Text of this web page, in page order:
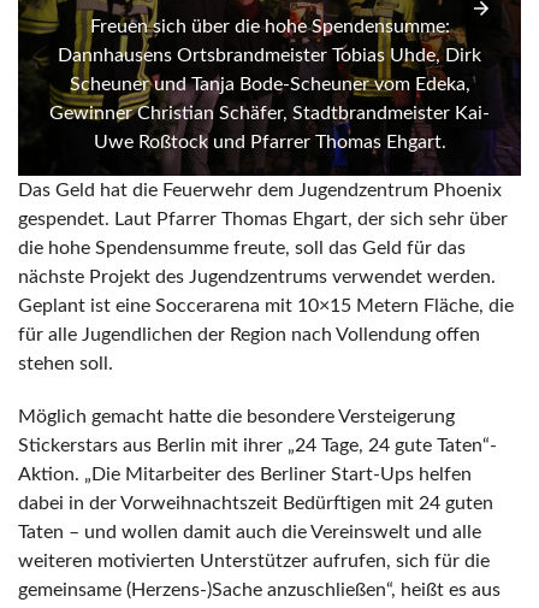
Freuen sich über die hohe Spendensumme:
Dannhausens Ortsbrandmeister Tobias Uhde, Dirk
Scheuner und Tanja Bode-Scheuner vom Edeka,
Gewinner Christian Schäfer, Stadtbrandmeister Kai-
Uwe Roßtock und Pfarrer Thomas Ehgart.
Das Geld hat die Feuerwehr dem Jugendzentrum Phoenix
gespendet. Laut Pfarrer Thomas Ehgart, der sich sehr über
die hohe Spendensumme freute, soll das Geld für das
nächste Projekt des Jugendzentrums verwendet werden.
Geplant ist eine Soccerarena mit 10×15 Metern Fläche, die
für alle Jugendlichen der Region nach Vollendung offen
stehen soll.
Möglich gemacht hatte die besondere Versteigerung
Stickerstars aus Berlin mit ihrer „24 Tage, 24 gute Taten“-
Aktion. „Die Mitarbeiter des Berliner Start-Ups helfen
dabei in der Vorweihnachtszeit Bedürftigen mit 24 guten
Taten – und wollen damit auch die Vereinswelt und alle
weiteren motivierten Unterstützer aufrufen, sich für die
gemeinsame (Herzens-)Sache anzuschließen“, heißt es aus